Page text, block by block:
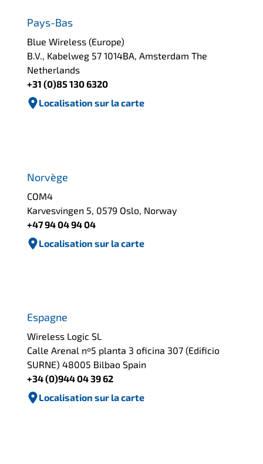
Pays-Bas
Blue Wireless (Europe)
B.V., Kabelweg 57 1014BA, Amsterdam The
Netherlands
+31 (0)85 130 6320
Localisation sur la carte
Norvège
COM4
Karvesvingen 5, 0579 Oslo, Norway
+47 94 04 94 04
Localisation sur la carte
Espagne
Wireless Logic SL
Calle Arenal nº5 planta 3 oficina 307 (Edificio
SURNE) 48005 Bilbao Spain
+34 (0)944 04 39 62
Localisation sur la carte